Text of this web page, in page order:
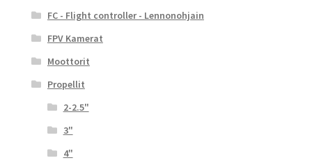
FC - Flight controller - Lennonohjain
FPV Kamerat
Moottorit
Propellit
2-2.5"
3"
4"